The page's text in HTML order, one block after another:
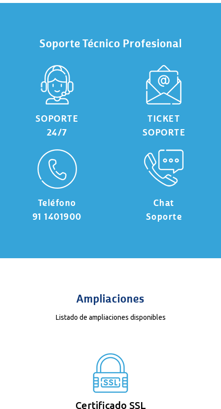
Soporte Técnico Profesional
SOPORTE
24/7
TICKET
SOPORTE
Teléfono
91 1401900
Chat
Soporte
Ampliaciones
Listado de ampliaciones disponibles
Certificado SSL